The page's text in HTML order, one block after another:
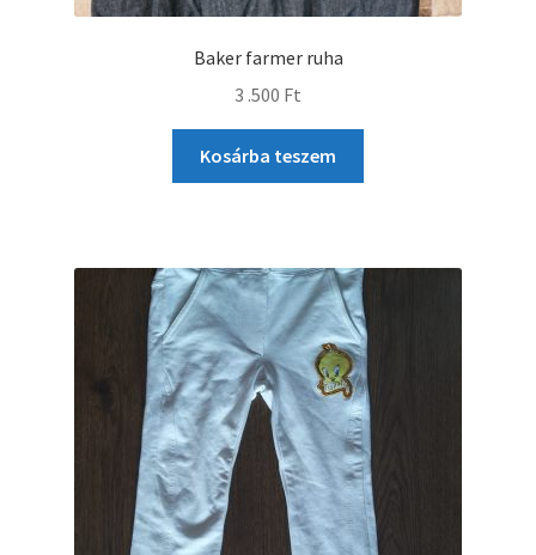
Baker farmer ruha
3 .500 Ft
Kosárba teszem